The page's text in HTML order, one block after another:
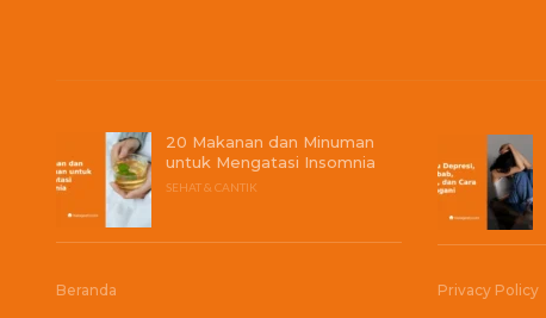
20 Makanan dan Minuman
untuk Mengatasi Insomnia
SEHAT & CANTIK
Beranda Privacy Policy